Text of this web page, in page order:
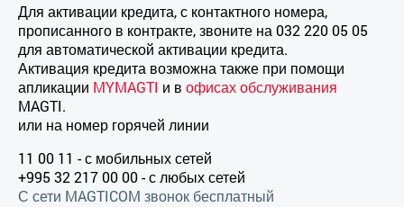
Для активации кредита, с контактного номера,
прописанного в контракте, звоните на 032 220 05 05
для автоматической активации кредита.
Активация кредита возможна также при помощи
апликации MYMAGTI и в офисах обслуживания
MAGTI.
или на номер горячей линии
11 00 11 - с мобильных сетей
+995 32 217 00 00 - с любых сетей
С сети MAGTICOM звонок бесплатный